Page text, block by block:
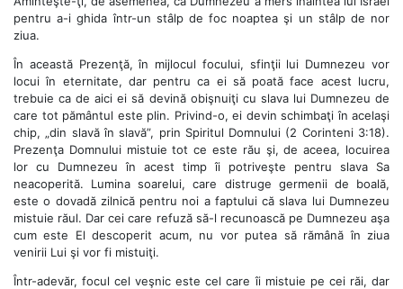
pentru a-i ghida într-un stâlp de foc noaptea şi un stâlp de nor
ziua.
În această Prezenţă, în mijlocul focului, sfinţii lui Dumnezeu vor
locui în eternitate, dar pentru ca ei să poată face acest lucru,
trebuie ca de aici ei să devină obişnuiţi cu slava lui Dumnezeu de
care tot pământul este plin. Privind-o, ei devin schimbaţi în acelaşi
chip, „din slavă în slavă”, prin Spiritul Domnului (2 Corinteni 3:18).
Prezenţa Domnului mistuie tot ce este rău şi, de aceea, locuirea
lor cu Dumnezeu în acest timp îi potriveşte pentru slava Sa
neacoperită. Lumina soarelui, care distruge germenii de boală,
este o dovadă zilnică pentru noi a faptului că slava lui Dumnezeu
mistuie răul. Dar cei care refuză să-l recunoască pe Dumnezeu aşa
cum este El descoperit acum, nu vor putea să rămână în ziua
venirii Lui şi vor fi mistuiţi.
Într-adevăr, focul cel veşnic este cel care îi mistuie pe cei răi, dar